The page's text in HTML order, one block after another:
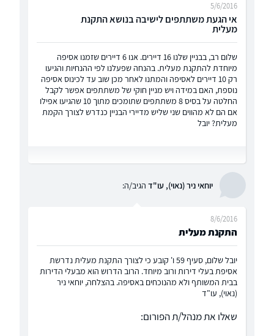
אי הגעת משתתפים לישיבה בנושא התקנת
מעלית
5/6/2016
שלום רב, בבניין שלנו 16 דיירים. אנו 6 דיירים שזמנו אסיפה
מיוחדת להתקנת מעלית. בהנחה שפעלנו לפי ההנחיות והגיעו
רק 10 דיירים לאסיפה והמתנו לאחר מכן שוב עד לכינוס אסיפה
נוספת, האם במידה ויש מניין חוקי של משתתפים אפשר לקבל
החלטה על בסיס 8 משתתפים שתומכים מתוך 10 שהגיעו אפילו
אם הם לא מהווים שני שליש מדיירי הבניין כנדרש לצורך הקמת
מעלית? יובל
יוחאי ניר (נאוי), עו"ד הגיב/ה:
התקנת מעלית
8/6/2016
יובל שלום, סעיף 59 ו' קובע כי לצורך התקנת מעלית נדרשת
אסיפת בעלי דירות ורוב מיוחד. הרוב הדרוש הוא מבעלי הדירות
בבית המשותף ולא מהנוכחים באסיפה. בהצלחה, יוחאי ניר
(נאוי), עו"ד
שאלו את מנהל/ת הפורום: